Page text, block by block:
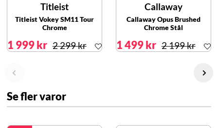
Titleist
Titleist Vokey SM11 Tour
Chrome
1 999 kr 2 299 kr
Callaway
Callaway Opus Brushed
Chrome Stål
1 499 kr 2 199 kr
Se fler varor